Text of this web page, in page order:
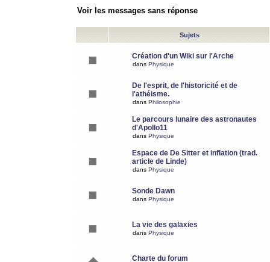
Voir les messages sans réponse
Sujets
Création d'un Wiki sur l'Arche
dans Physique
De l'esprit, de l'historicité et de
l'athéisme.
dans Philosophie
Le parcours lunaire des astronautes
d'Apollo11
dans Physique
Espace de De Sitter et inflation (trad.
article de Linde)
dans Physique
Sonde Dawn
dans Physique
La vie des galaxies
dans Physique
Charte du forum